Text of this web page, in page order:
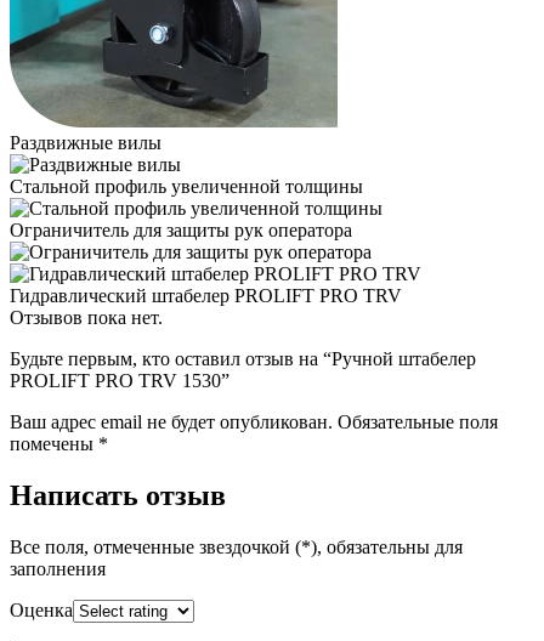
Раздвижные вилы
Стальной профиль увеличенной толщины
Ограничитель для защиты рук оператора
Гидравлический штабелер PROLIFT PRO TRV
Отзывов пока нет.
Будьте первым, кто оставил отзыв на “Ручной штабелер
PROLIFT PRO TRV 1530”
Ваш адрес email не будет опубликован. Обязательные поля
помечены *
Написать отзыв
Все поля, отмеченные звездочкой (*), обязательны для
заполнения
Оценка